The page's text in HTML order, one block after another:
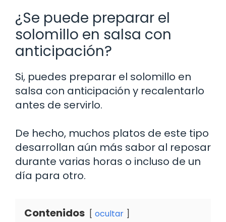
¿Se puede preparar el
solomillo en salsa con
anticipación?
Si, puedes preparar el solomillo en
salsa con anticipación y recalentarlo
antes de servirlo.
De hecho, muchos platos de este tipo
desarrollan aún más sabor al reposar
durante varias horas o incluso de un
día para otro.
Contenidos ocultar